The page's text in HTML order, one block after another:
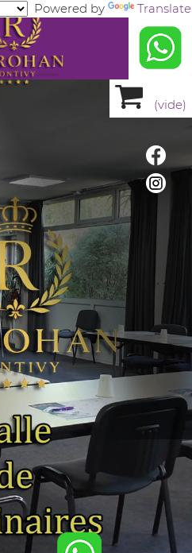
Powered by Translate
(vide)